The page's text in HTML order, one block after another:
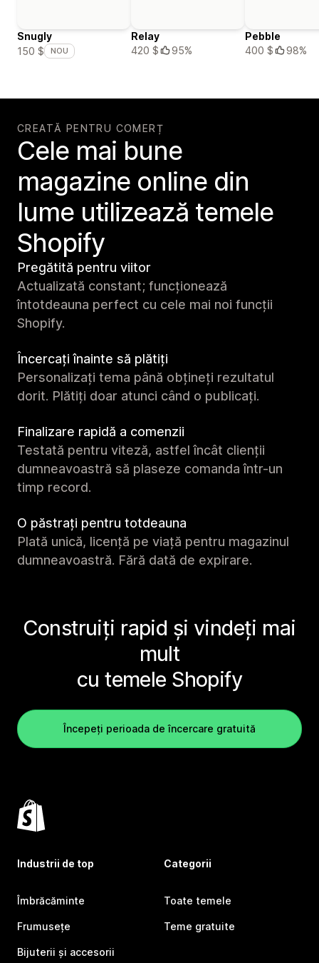
Snugly
150 $
NOU
Relay
420 $
95%
Pebble
400 $
98%
CREATĂ PENTRU COMERȚ
Cele mai bune
magazine online din
lume utilizează temele
Shopify
Pregătită pentru viitor
Actualizată constant; funcționează
întotdeauna perfect cu cele mai noi funcții
Shopify.
Încercați înainte să plătiți
Personalizați tema până obțineți rezultatul
dorit. Plătiți doar atunci când o publicați.
Finalizare rapidă a comenzii
Testată pentru viteză, astfel încât clienții
dumneavoastră să plaseze comanda într-un
timp record.
O păstrați pentru totdeauna
Plată unică, licență pe viață pentru magazinul
dumneavoastră. Fără dată de expirare.
Construiți rapid și vindeți mai
mult
cu temele Shopify
Începeți perioada de încercare gratuită
Industrii de top
Îmbrăcăminte
Frumusețe
Bijuterii și accesorii
Categorii
Toate temele
Teme gratuite